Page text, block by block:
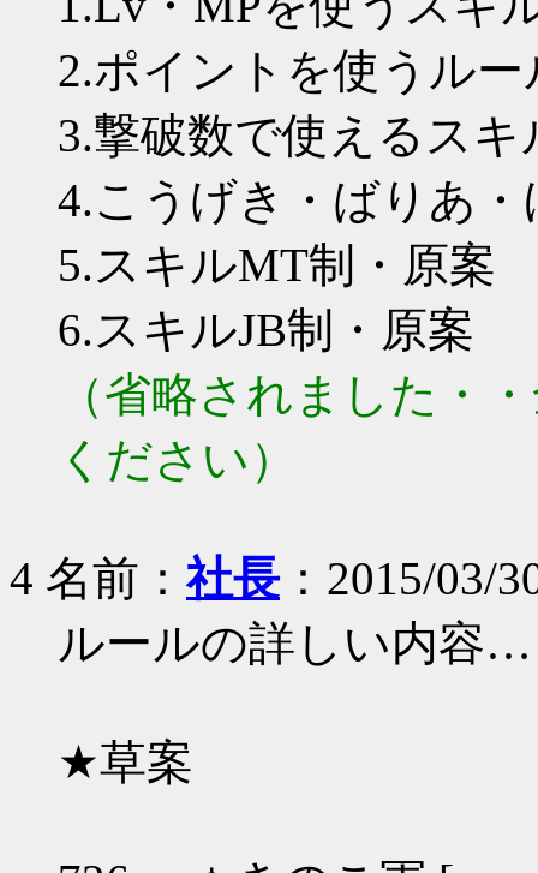
2.ポイントを使うルー
3.撃破数で使えるス
4.こうげき・ばりあ・
5.スキルMT制・原案
6.スキルJB制・原案
（省略されました・
ください）
4 名前：社長 ：2015/03/
ルールの詳しい内容
★草案